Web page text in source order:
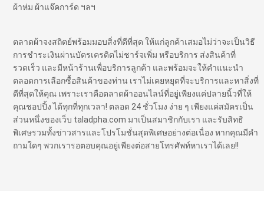
ผ้าห่ม ผ้าแจ๊คการ์ด ฯลฯ
ตลาดผ้าจงสถิตย์พร้อมมอบสิ่งที่ดีที่สุด ให้แก่ลูกค้าเสมอไม่ว่าจะเป็นวิธี
การชำระเงินผ่านบัตรเครดิตไม่ชาร์จเพิ่ม หรือบริการ ส่งสินค้าที่
รวดเร็ว และมีหน้าร้านเพื่อบริการลูกค้า และพร้อมจะให้คำแนะนำ
ตลอดการเลือกซื้อสินค้าของท่าน เราไม่เคยหยุดที่จะบริการและหาสิ่งที่
ดีที่สุดให้คุณ เพราะเราคือตลาดผ้าออนไลน์ที่อยู่เพียงแค่ปลายนิ้วที่ให้
คุณชอปปิ้ง ได้ทุกที่ทุกเวลา! ตลอด 24 ชั่วโมง ง่าย ๆ เพียงแค่สมัครเป็น
ส่วนหนึ่งของเว็บ taladpha.com มาเป็นสมาชิกกับเรา และรับสิทธิ
พิเศษรวมทั้งข่าวสารและโปรโมชั่นสุดพิเศษอย่างต่อเนื่อง หากคุณมีคำ
ถามใดๆ พวกเรารอตอบคุณอยู่เพียงต่อสายโทรศัพท์หาเราได้เลย!!